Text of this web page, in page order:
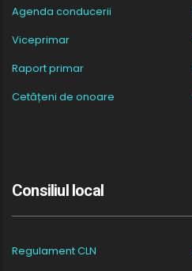
Agenda conducerii
Viceprimar
Raport primar
Cetățeni de onoare
Consiliul local
Regulament CLN